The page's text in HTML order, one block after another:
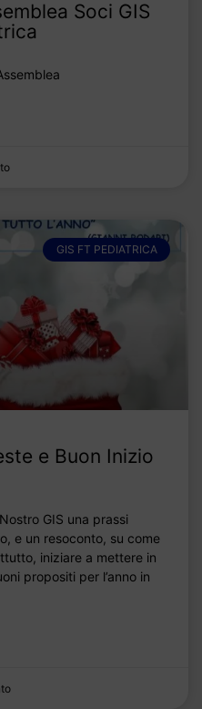
Soci GIS
GIS FT PEDIATRICA
e Buon Inizio
GIS una prassi
e un resoconto, su come
iniziare a mettere in
propositi per l’anno in